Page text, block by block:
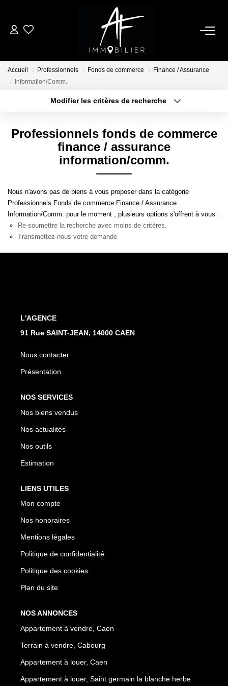
ACHETER
NOTRE AGENCE
Nos Services
Nous Rejoindre
Nos Actualités
Avis Clients
Accueil Professionnels Fonds de commerce
Finance / Assurance
Information/Comm.
Modifier les critères de recherche
Sélectionnez...
Type de bien
Créer une alerte
Professionnels fonds de commerce
finance / assurance
information/comm.
Nous n'avons pas de biens à vous proposer dans la catégorie
Professionnels Fonds de commerce Finance / Assurance
Information/Comm. pour le moment , plusieurs options s'offrent à vous :
Re-soumettre la recherche avec moins de critères.
Transmettez-nous votre demande
L'AGENCE
91 Rue SAINT-JEAN, 14000 CAEN
Nous contacter
Présentation
NOS SERVICES
Nos biens vendus
Nos actualités
Nos outils
Estimation
LIENS UTILES
Mon compte
Nos honoraires
Mentions légales
Politique de confidentialité
Politique des cookies
Plan du site
NOS ANNONCES
Appartement à vendre, Caen
Terrain à vendre, Cabourg
Appartement à louer, Caen
Appartement à louer, Saint germain la blanche herbe